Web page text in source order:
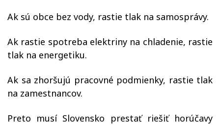
Ak sú obce bez vody, rastie tlak na samosprávy.
Ak rastie spotreba elektriny na chladenie, rastie
tlak na energetiku.
Ak sa zhoršujú pracovné podmienky, rastie tlak
na zamestnancov.
Preto musí Slovensko prestať riešiť horúčavy